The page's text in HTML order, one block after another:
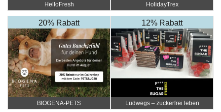
HelloFresh HolidayTrex
20% Rabatt
BIOGENA-PETS
12% Rabatt
Ludwegs – zuckerfrei leben